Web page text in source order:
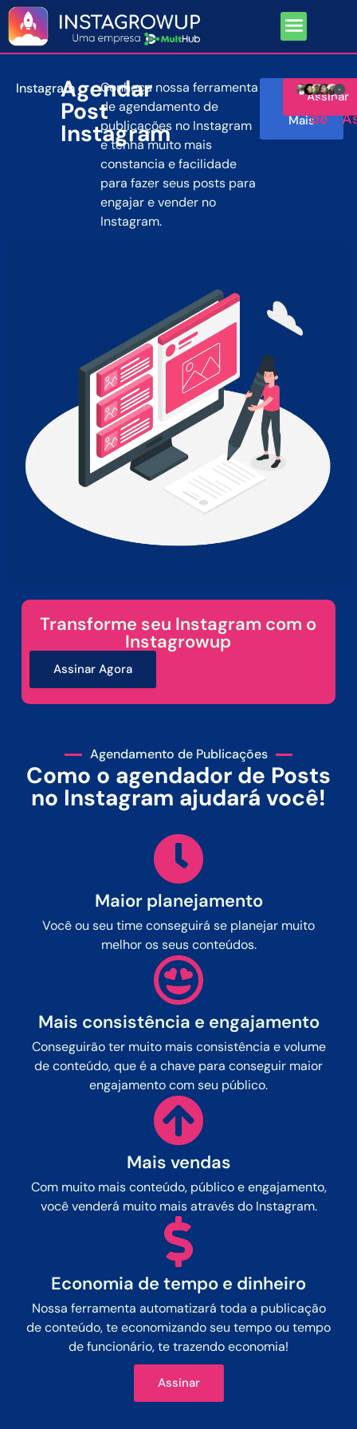
InstagramAgendar
Post
Instagram
Conheça nossa ferramenta
de agendamento de
publicações no Instagram
e tenha muito mais
constancia e facilidade
para fazer seus posts para
engajar e vender no
Instagram.
Quero
Mais
Assinar
Mais
de
0
Transforme seu Instagram com o
Instagrowup
Assinar Agora
Agendamento de Publicações
Como o agendador de Posts
no Instagram ajudará você!
Maior planejamento
Você ou seu time conseguirá se planejar muito
melhor os seus conteúdos.
Mais consistência e engajamento
Conseguirão ter muito mais consistência e volume
de conteúdo, que é a chave para conseguir maior
engajamento com seu público.
Mais vendas
Com muito mais conteúdo, público e engajamento,
você venderá muito mais através do Instagram.
Economia de tempo e dinheiro
Nossa ferramenta automatizará toda a publicação
de conteúdo, te economizando seu tempo ou tempo
de funcionário, te trazendo economia!
Assinar